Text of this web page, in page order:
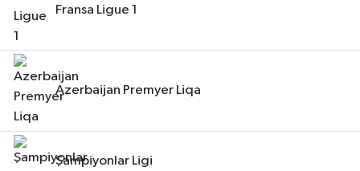
Fransa Ligue 1
Azerbaijan Premyer Liqa
Şampiyonlar Ligi